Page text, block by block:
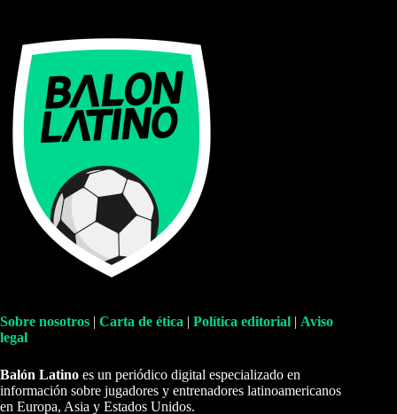
Sobre nosotros | Carta de ética | Política editorial | Aviso
legal
Balón Latino es un periódico digital especializado en
información sobre jugadores y entrenadores latinoamericanos
en Europa, Asia y Estados Unidos.